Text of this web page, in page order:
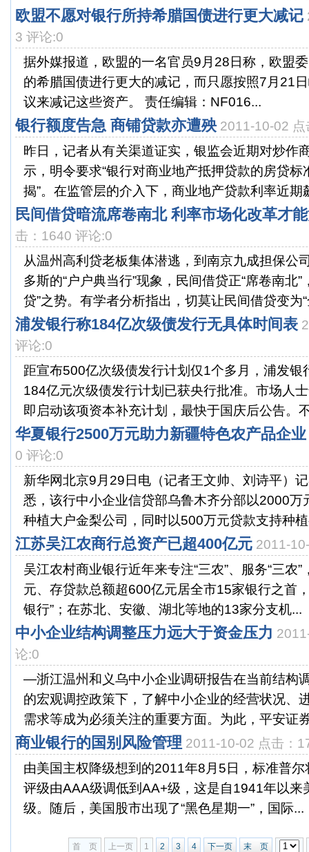
欧盟不愿对银行所持希腊国债进行更大减记
3 评论:0
据外媒报道，欧盟的一名官员9月28日称，欧盟
的希腊国债进行更大的减记，而只愿按照7月21
议来减记这些资产。 责任编辑：NF016...
银行额度告急 商铺贷款亦遭殃 2011-10-02
昨日，记者从有关渠道证实，银监会近期对炒作
示，明令要求“银行对商业地产抵押贷款的房贷
揭”。在监管层的介入下，商业地产贷款利率近期
民间借贷暗流席卷南北 利率市场化改革才
击：1640 评论:0
从温州高利贷老板集体潜逃，到南京九成担保公
多斯的“户户典当行”现象，民间借贷正“席卷南北
贷”之势。有学者分析指出，切莫让民间借贷变为
浦发银行称184亿次级债发行无具体时间表
评论:0
距宣布500亿次级债发行计划仅1个多月，浦发银
184亿元次级债发行计划已获央行批准。市场人
即启动该项资本补充计划，最快于国庆后公告。
华夏银行2500万元助力新疆特色农产品企业
0 评论:0
新华网北京9月29日电（记者王文帅、刘诗平）
悉，该行中小企业信贷部乌鲁木齐分部以2000万
种植大户金梨公司，同时以500万元贷款支持种
江苏吴江农商行总资产已超400亿元 2011-
吴江农村商业银行近年来专注“三农”、服务“三农
元、存贷款总额超600亿元居全市15家银行之首
银行”；在苏北、安徽、湖北等地的13家分支机...
中小企业结构调整压力远大于资金压力
论:0
—浙江温州和义乌中小企业调研报告在当前结构
的宏观调控政策下，了解中小企业的经营状况、
需求等成为必须关注的重要方面。为此，平安证
商业银行的国别风险管理 2011-10-02 点击：
由美国主权降级想到的2011年8月5日，标准普
评级由AAA级调低到AA+级，这是自1941年以来
级。随后，美国股市出现了“黑色星期一”，国际...
首 页 上一页 1 2 3 4 下一页 末 页